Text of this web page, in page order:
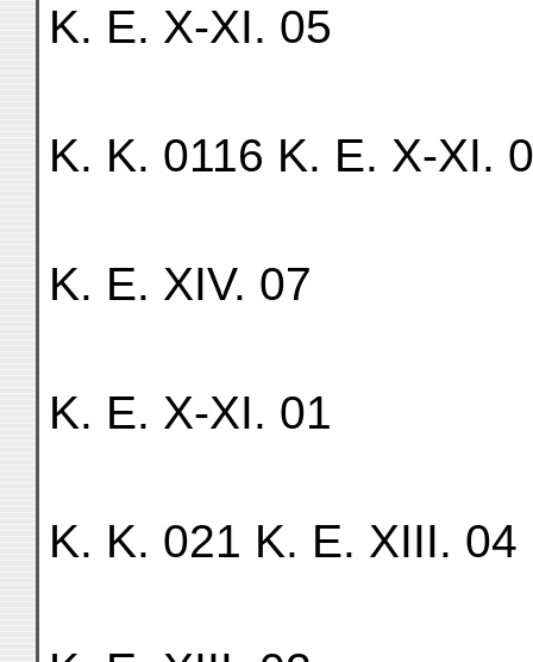
K. E. X-XI. 05
K. K. 0116 K. E. X-XI.
K. E. XIV. 07
K. E. X-XI. 01
K. K. 021 K. E. XIII.